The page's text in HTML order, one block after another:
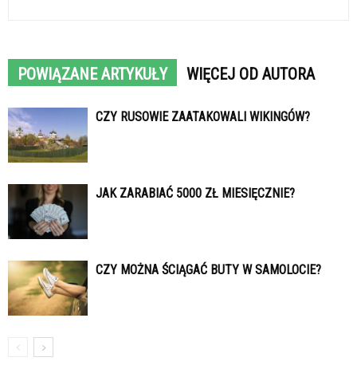
POWIĄZANE ARTYKUŁY WIĘCEJ OD AUTORA
CZY RUSOWIE ZAATAKOWALI WIKINGÓW?
JAK ZARABIAĆ 5000 ZŁ MIESIĘCZNIE?
CZY MOŻNA ŚCIĄGAĆ BUTY W SAMOLOCIE?